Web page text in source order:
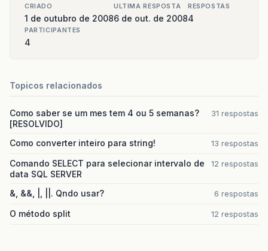
CRIADO
1 de outubro de 2008
ULTIMA RESPOSTA
6 de out. de 2008
RESPOSTAS
4
PARTICIPANTES
4
Topicos relacionados
Como saber se um mes tem 4 ou 5 semanas?
[RESOLVIDO]
31 respostas
Como converter inteiro para string! 13 respostas
Comando SELECT para selecionar intervalo de
data SQL SERVER
12 respostas
&, &&, |, ||. Qndo usar? 6 respostas
O método split 12 respostas